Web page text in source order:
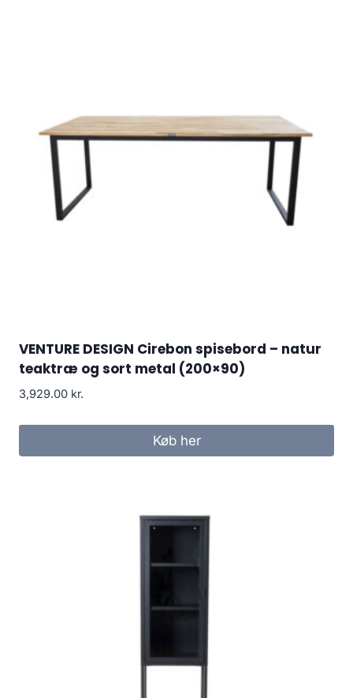
VENTURE DESIGN Cirebon spisebord – natur
teaktræ og sort metal (200×90)
3,929.00 kr.
Køb her